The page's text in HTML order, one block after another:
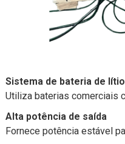
Sistema de bateria de lítio
Utiliza baterias comerciais
Alta potência de saída
Fornece potência estável